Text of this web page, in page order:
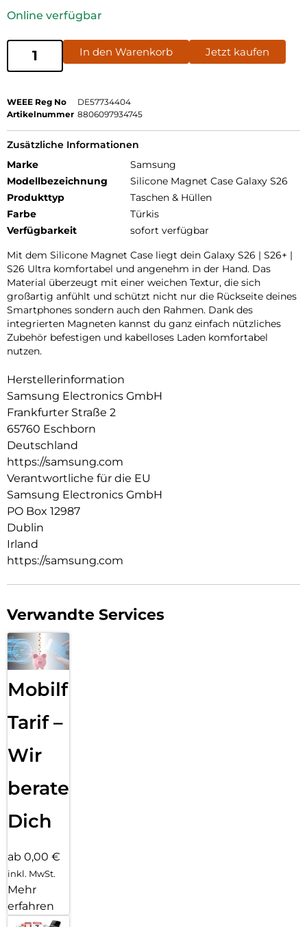
Online verfügbar
In den Warenkorb Jetzt kaufen
WEEE Reg No
DE57734404
Artikelnummer 8806097934745
Zusätzliche Informationen
Marke
Samsung
Modellbezeichnung
Silicone Magnet Case Galaxy S26
Produkttyp
Taschen & Hüllen
Farbe
Türkis
Verfügbarkeit
sofort verfügbar
Mit dem Silicone Magnet Case liegt dein Galaxy S26 | S26+ |
S26 Ultra komfortabel und angenehm in der Hand. Das
Material überzeugt mit einer weichen Textur, die sich
großartig anfühlt und schützt nicht nur die Rückseite deines
Smartphones sondern auch den Rahmen. Dank des
integrierten Magneten kannst du ganz einfach nützliches
Zubehör befestigen und kabelloses Laden komfortabel
nutzen.
Herstellerinformation
Samsung Electronics GmbH
Frankfurter Straße 2
65760 Eschborn
Deutschland
https://samsung.com
Verantwortliche für die EU
Samsung Electronics GmbH
PO Box 12987
Dublin
Irland
https://samsung.com
Verwandte Services
Mobilfunk
Tarif –
Wir
beraten
Dich
ab 0,00 €
inkl. MwSt.
Mehr
erfahren